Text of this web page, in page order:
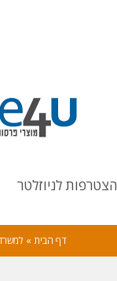
הצטרפות לניוזלטר
דף הבית »